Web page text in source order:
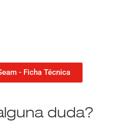
- Ficha Técnica
duda?